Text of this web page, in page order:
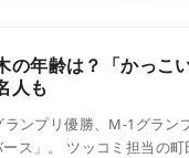
の年齢は？「かっこ
人も
ランプリ優勝、M-1グラ
ス」。 ツッコミ担当の